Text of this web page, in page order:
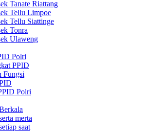
Tanate Riattang
Tellu Limpoe
Tellu Siattinge
Tonra
Ulaweng
Polri
PPID
Fungsi
Polri
merta
saat